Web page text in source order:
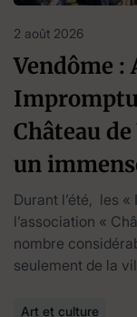
2 août 2026
Vendôme :
Château
un
Durant l’été, les
l’association «
nombre
seulement de la
Art et culture